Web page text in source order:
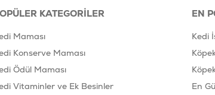
KATEGORILER
Maması
Konserve Maması
Ödül Maması
Vitaminler ve Ek Besinler
EN
Kedi
En